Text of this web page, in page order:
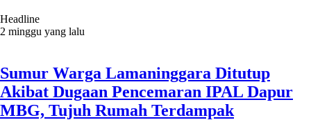
Headline
2 minggu yang lalu
Sumur Warga Lamaninggara Ditutup
Akibat Dugaan Pencemaran IPAL Dapur
MBG, Tujuh Rumah Terdampak